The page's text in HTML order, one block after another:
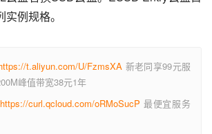
例规格。
t.aliyun.com/U/FzmsXA 新老同享99元服
峰值带宽38元1年
https://curl.qcloud.com/oRMoSucP 最便宜服务